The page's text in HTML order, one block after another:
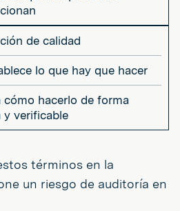
de calidad
lo que hay que hacer
cómo hacerlo de forma
y verificable
términos en la
un riesgo de auditoría en